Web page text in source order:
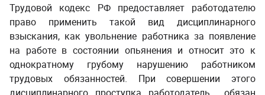
Трудовой кодекс РФ предоставляет работодателю
право применить такой вид дисциплинарного
взыскания, как увольнение работника за появление
на работе в состоянии опьянения и относит это к
однократному грубому нарушению работником
трудовых обязанностей. При совершении этого